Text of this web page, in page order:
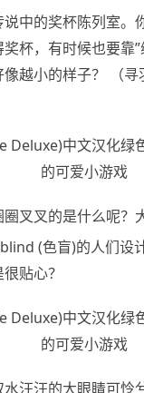
中的奖杯陈列室。
杯，有时候也要靠”
越小的样子？ （
叉叉的是什么呢？
(色盲)的人们设
贴心？
汪汪的大眼睛可怜